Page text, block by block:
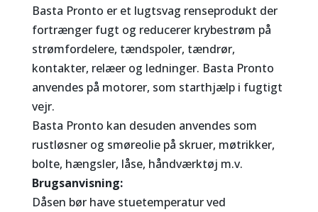
Basta Pronto er et lugtsvag renseprodukt der
fortrænger fugt og reducerer krybestrøm på
strømfordelere, tændspoler, tændrør,
kontakter, relæer og ledninger. Basta Pronto
anvendes på motorer, som starthjælp i fugtigt
vejr.
Basta Pronto kan desuden anvendes som
rustløsner og smøreolie på skruer, møtrikker,
bolte, hængsler, låse, håndværktøj m.v.
Brugsanvisning:
Dåsen bør have stuetemperatur ved